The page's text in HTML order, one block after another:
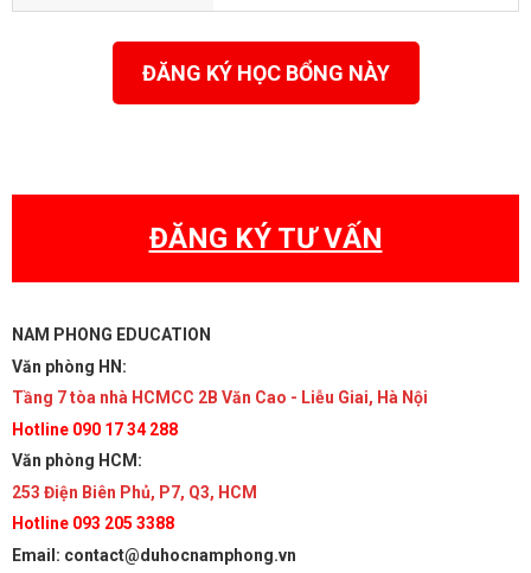
ĐĂNG KÝ HỌC BỔNG NÀY
ĐĂNG KÝ TƯ VẤN
NAM PHONG EDUCATION
Văn phòng HN:
Tầng 7 tòa nhà HCMCC 2B Văn Cao - Liễu Giai, Hà Nội
Hotline 090 17 34 288
Văn phòng HCM:
253 Điện Biên Phủ, P7, Q3, HCM
Hotline 093 205 3388
Email: contact@duhocnamphong.vn